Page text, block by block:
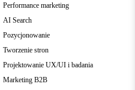
Performance marketing
AI Search
Pozycjonowanie
Tworzenie stron
Projektowanie UX/UI i badania
Marketing B2B